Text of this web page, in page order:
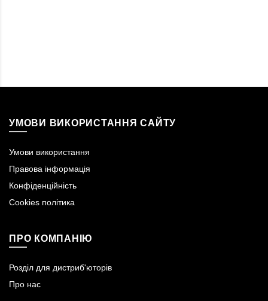
УМОВИ ВИКОРИСТАННЯ САЙТУ
Умови використання
Правова інформація
Конфіденційність
Cookies політика
ПРО КОМПАНІЮ
Розділ для дистриб'юторів
Про нас